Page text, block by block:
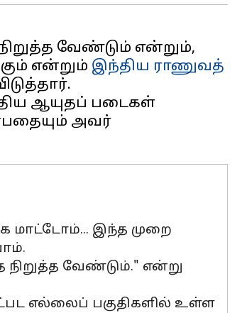
வேண்டும் என்றும்,
என்றும் இந்திய ராணுவத்
ஆயுதப் படைகள்
அவர்
மாட்டோம்... இந்த முறை
வேண்டும்." என்று
எல்லைப் பகுதிகளில் உள்ள